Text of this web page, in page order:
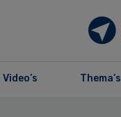
Video’s Thema’s